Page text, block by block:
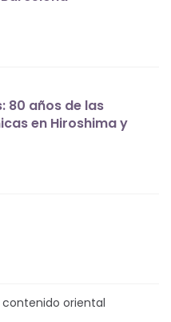
80 años de las
en Hiroshima y
oriental